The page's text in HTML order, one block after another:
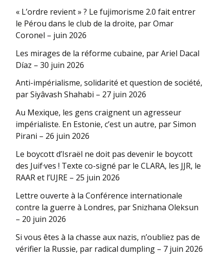
« L’ordre revient » ? Le fujimorisme 2.0 fait entrer
le Pérou dans le club de la droite, par Omar
Coronel – juin 2026
Les mirages de la réforme cubaine, par Ariel Dacal
Díaz – 30 juin 2026
Anti-impérialisme, solidarité et question de société,
par Siyâvash Shahabi – 27 juin 2026
Au Mexique, les gens craignent un agresseur
impérialiste. En Estonie, c’est un autre, par Simon
Pirani – 26 juin 2026
Le boycott d’Israël ne doit pas devenir le boycott
des Juif·ves ! Texte co-signé par le CLARA, les JJR, le
RAAR et l’UJRE – 25 juin 2026
Lettre ouverte à la Conférence internationale
contre la guerre à Londres, par Snizhana Oleksun
– 20 juin 2026
Si vous êtes à la chasse aux nazis, n’oubliez pas de
vérifier la Russie, par radical dumpling – 7 juin 2026